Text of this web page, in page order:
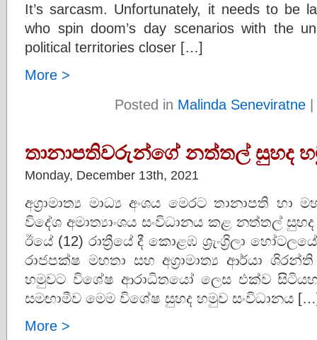
It’s sarcasm. Unfortunately, it needs to be
who spin doom’s day scenarios with the
political territories closer […]
More >
Posted in Malinda Seneviratne|
තානාපතිවරුන්ගේ නත්තල් සුහද
Monday, December 13th, 2021
අග්‍රාමාත්‍ය මාධ්‍ය අංශය මෙරට තානාපති
විදේශ අමාත්‍යාංශය සංවිධානය කළ නත්තල්
ඊයේ (12) රාත්‍රීයේ දී කොළඹ ශ්‍රැංග්‍රිලා
රාජපක්ෂ මහතා සහ අග්‍රාමාත්‍ය ආර්යා
හමුවට විශේෂ ආරාධිතයෝ ලෙස එක්ව
සමඟාමීව මෙම විශේෂ සුහද හමුව සංවිධානය
More >